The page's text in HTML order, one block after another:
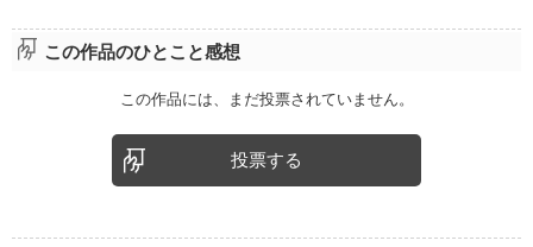
この作品のひとこと感想
この作品には、まだ投票されていません。
投票する